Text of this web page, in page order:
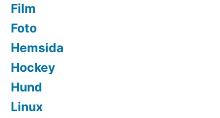
Film
Foto
Hemsida
Hockey
Hund
Linux